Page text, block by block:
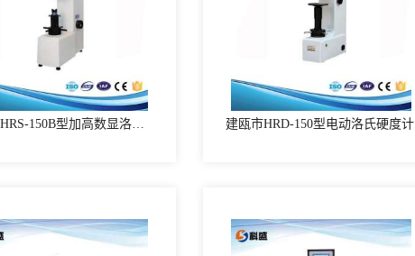
建瓯市HRS-150B型加高数显洛氏硬度计 建瓯市HRD-150型电动洛氏硬度计